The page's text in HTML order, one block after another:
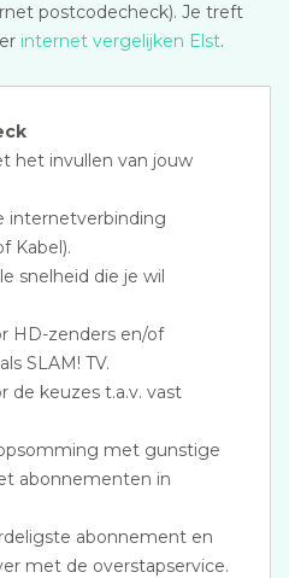
postcodecheck). Je treft
internet vergelijken Elst.
het invullen van jouw
internetverbinding
Kabel).
snelheid die je wil
HD-zenders en/of
SLAM! TV.
de keuzes t.a.v. vast
met gunstige
abonnementen in
abonnement en
met de overstapservice.